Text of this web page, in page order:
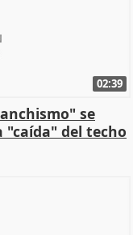
02:39
se
"caída" del techo